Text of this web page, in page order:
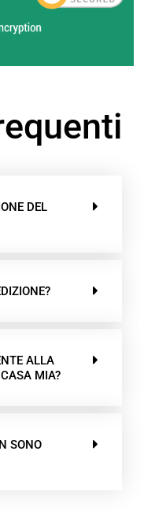
DEL
ALLA
MIA?
SONO